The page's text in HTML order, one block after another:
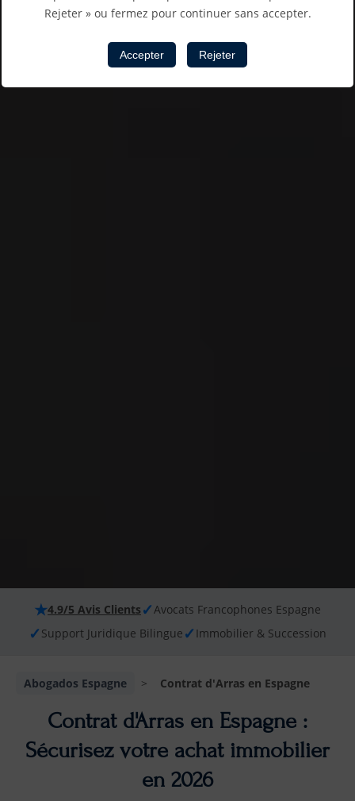
Rejeter » ou fermez pour continuer sans accepter.
Accepter Rejeter
★4.9/5 Avis Clients ✓Avocats Francophones Espagne
✓ Support Juridique Bilingue ✓ Immobilier & Succession
Abogados Espagne > Contrat d'Arras en Espagne
Contrat d'Arras en Espagne :
Sécurisez votre achat immobilier
en 2026